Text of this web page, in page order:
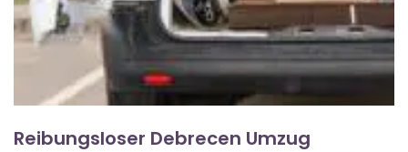
Reibungsloser Debrecen Umzug